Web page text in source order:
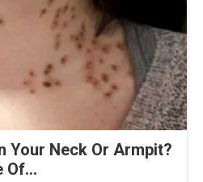
Your Neck Or Armpit?
Of...